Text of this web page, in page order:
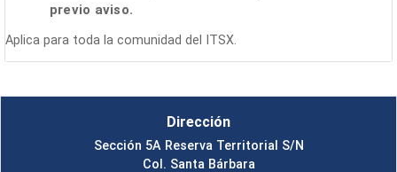
previo aviso.
Aplica para toda la comunidad del ITSX.
Dirección
Sección 5A Reserva Territorial S/N
Col. Santa Bárbara